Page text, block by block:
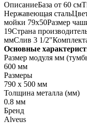
ОписаниеБаза от 60
Нержавеющая
мойки 79x50Размер
19Страна
ммСлив 3 1/
Основные
Размер модуля мм
600 мм
Размеры
790 х 500 мм
Толщина металла (мм)
0.8 мм
Бренд
Alveus